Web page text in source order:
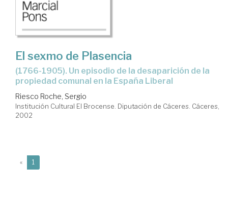
El sexmo de Plasencia
(1766-1905). Un episodio de la desaparición de la
propiedad comunal en la España Liberal
Riesco Roche, Sergio
Institución Cultural El Brocense. Diputación de Cáceres. Cáceres,
2002
« 1